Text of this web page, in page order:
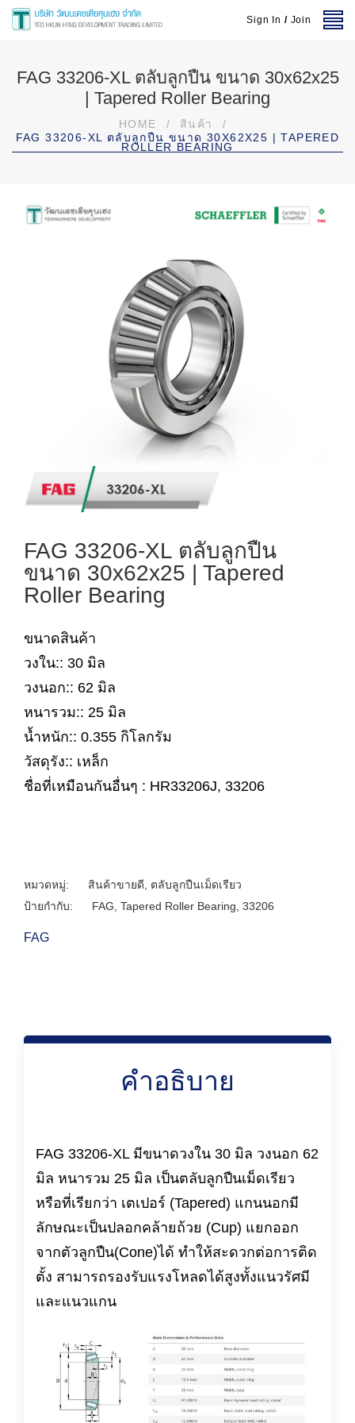
Sign In / Join
FAG 33206-XL ตลับลูกปืน ขนาด 30x62x25
| Tapered Roller Bearing
HOME / สินค้า
/
FAG 33206-XL ตลับลูกปืน ขนาด 30X62X25 | TAPERED
ROLLER BEARING
FAG 33206-XL ตลับลูกปืน
ขนาด 30x62x25 | Tapered
Roller Bearing
ขนาดสินค้า
วงใน:: 30 มิล
วงนอก:: 62 มิล
หนารวม:: 25 มิล
น้ำหนัก:: 0.355 กิโลกรัม
วัสดุรัง:: เหล็ก
ชื่อที่เหมือนกันอื่นๆ : HR33206J, 33206
หมวดหมู่: สินค้าขายดี
ตลับลูกปืนเม็ดเรียว
ป้ายกำกับ:
FAG Tapered Roller Bearing 33206
FAG
คำอธิบาย
FAG 33206-XL มีขนาดวงใน 30 มิล วงนอก 62
มิล หนารวม 25 มิล เป็นตลับลูกปืนเม็ดเรียว
หรือที่เรียกว่า เตเปอร์ (Tapered) แกนนอกมี
ลักษณะเป็นปลอกคล้ายถ้วย (Cup) แยกออก
จากตัวลูกปืน(Cone)ได้ ทำให้สะดวกต่อการติด
ตั้ง สามารถรองรับแรงโหลดได้สูงทั้งแนวรัศมี
และแนวแกน